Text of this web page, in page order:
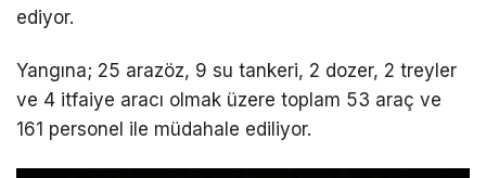
ediyor.
Yangına; 25 arazöz, 9 su tankeri, 2 dozer, 2 treyler
ve 4 itfaiye aracı olmak üzere toplam 53 araç ve
161 personel ile müdahale ediliyor.